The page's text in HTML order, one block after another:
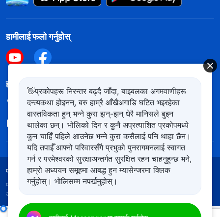
हामीलाई फलो गर्नुहोस्
हामीलाई सम्पर्क गर्नुहोस
+977-981-140-9021
contact.ne@kingdomsalvation.org
प्रयोगका शर्तहरू गोपनीयता नीति आभार
कुकिज नीति
प्रतिलिपि अधिकार © २०२६सर्वशक्तिमान्‌ परमेश्‍वरको मण्डली
अधिकार सुरक्षित।
👋प्रकोपहरू निरन्तर बढ्दै जाँदा, बाइबलका अगमवाणीहरू
दन्त्यकथा होइनन्, बरु हाम्रै आँखैअगाडि घटित भइरहेका
वास्तविकता हुन् भन्ने कुरा झन्-झन् धेरै मानिसले बुझ्न
थालेका छन्। भोलिको दिन र कुनै अप्रत्याशित प्रकोपमध्ये
कुन चाहिँ पहिले आउनेछ भन्ने कुरा कसैलाई पनि थाहा छैन।
यदि तपाईँ आफ्नो परिवारसँगै प्रभुको पुनरागमनलाई स्वागत
गर्न र परमेश्‍वरको सुरक्षाअन्तर्गत सुरक्षित रहन चाहनुहुन्छ भने,
हाम्रो अध्ययन समूहमा आबद्ध हुन म्यासेन्जरमा क्लिक
गर्नुहोस्। भोलिसम्म नपर्खनुहोस्।